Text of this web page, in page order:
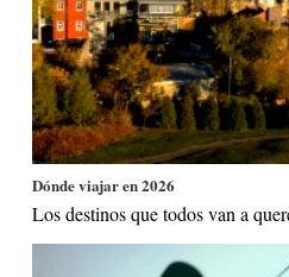
Dónde viajar en 2026
Los destinos que todos van a